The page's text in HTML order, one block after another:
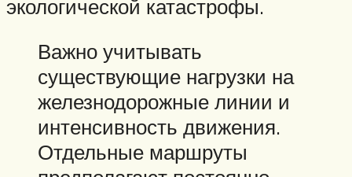
экологической катастрофы.
Важно учитывать
существующие нагрузки на
железнодорожные линии и
интенсивность движения.
Отдельные маршруты